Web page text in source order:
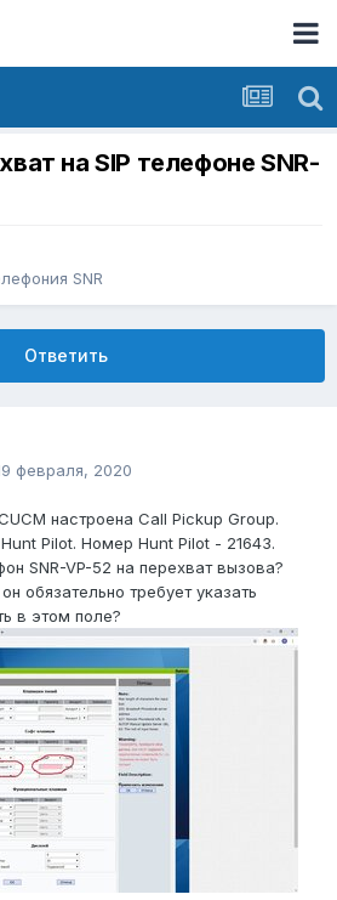
на SIP телефоне SNR-
SNR
Ответить
февраля, 2020
настроена Call Pickup Group.
Pilot. Номер Hunt Pilot - 21643.
SNR-VP-52 на перехват вызова?
обязательно требует указать
в этом поле?